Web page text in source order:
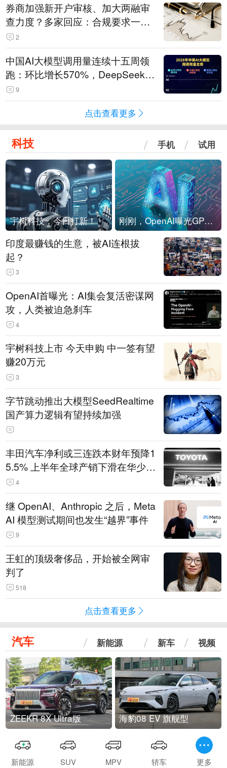
券商加强新开户审核、加大两融审
查力度？多家回应：合规要求一贯
严格 不存在“从严”
2
中国AI大模型调用量连续十五周领
跑：环比增长570%，DeepSeek-V
4-Flash正式版登顶！MiniMax M
3、阶跃星辰Step 3.7 Flash跌出榜
9
点击查看更多
科技 手机 试用
宇树科技，今日打新！ 刚刚，OpenAI曝光GPT-6！传10万亿参数，8月强行发布
印度最赚钱的生意，被AI连根拔
起？
3
OpenAI首曝光：AI集会复活密谋网
攻，人类被迫急刹车
4
宇树科技上市 今天申购 中一签有望
赚20万元
3
字节跳动推出大模型SeedRealtime
国产算力逻辑有望持续加强
丰田汽车净利或三连跌本财年预降1
5.5% 上半年全球产销下滑在华少卖
14.3万辆
4
继 OpenAI、Anthropic 之后，Meta
AI 模型测试期间也发生“越界”事件
9
王虹的顶级奢侈品，开始被全网审
判了
518
点击查看更多
汽车 新能源 新车 视频
ZEEKR 8X Ultra版 海豹08 EV 旗舰型
新能源 SUV MPV 轿车 更多